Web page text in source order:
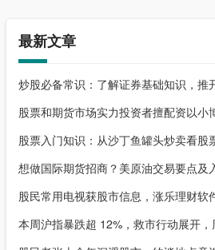
最新文章
炒股必备常识：了解证券基础知识，推
股票和期货市场实力投资者擅配资以小
股票入门知识：从沙丁鱼罐头炒卖看股
想做国际期货招商？美原油交易要点及
股民常用电视获股市信息，涨乐理财软
本周沪指暴跌超 12%，救市行动展开